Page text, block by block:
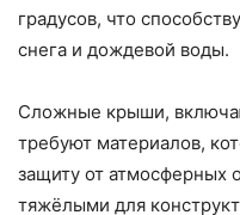
градусов, что
снега и дождевой воды.
Сложные крыши,
требуют материалов,
защиту от атмосферных
тяжёлыми для